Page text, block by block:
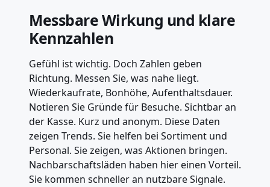
Messbare Wirkung und klare
Kennzahlen
Gefühl ist wichtig. Doch Zahlen geben
Richtung. Messen Sie, was nahe liegt.
Wiederkaufrate, Bonhöhe, Aufenthaltsdauer.
Notieren Sie Gründe für Besuche. Sichtbar an
der Kasse. Kurz und anonym. Diese Daten
zeigen Trends. Sie helfen bei Sortiment und
Personal. Sie zeigen, was Aktionen bringen.
Nachbarschaftsläden haben hier einen Vorteil.
Sie kommen schneller an nutzbare Signale.